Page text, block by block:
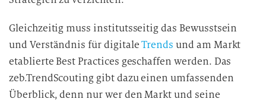
Gleichzeitig muss institutsseitig das Bewusstsein
und Verständnis für digitaleTrends und am Markt
etablierte Best Practices geschaffen werden. Das
zeb.TrendScouting gibt dazu einen umfassenden
Überblick, denn nur wer den Markt und seine